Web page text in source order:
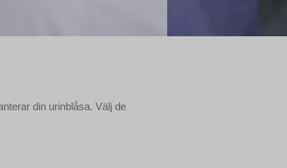
din urinblåsa. Välj de